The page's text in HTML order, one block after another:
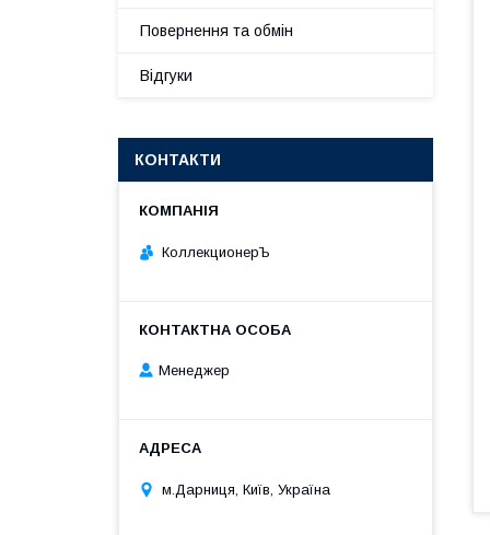
Повернення та обмін
Відгуки
КОНТАКТИ
КоллекционерЪ
Менеджер
м.Дарниця, Київ, Україна